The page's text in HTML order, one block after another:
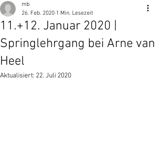
11.+12. Januar 2020 |
Springlehrgang bei Arne van
Heel
mb
26. Feb. 2020 1 Min. Lesezeit
Aktualisiert: 22. Juli 2020